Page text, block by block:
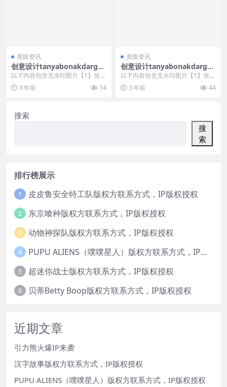
美陈资讯
创意设计tanyabonakdargall
ery美陈创意 (2786)
以下内容包含无水印图片【1】张
，开通会员无障碍浏览 开通VIP会
员 3 年前 14
美陈资讯
创意设计tanyabonakdargall
ery美陈创意 (2634)
以下内容包含无水印图片【1】张
，开通会员无障碍浏览 开通VIP会
员 3 年前 44
搜索
搜
索
排行榜展示
1 皮皮鲁安全特工队版权方联系方式，IP版权授权
2 东京喰种版权方联系方式，IP版权授权
3 动物神探队版权方联系方式，IP版权授权
4 PUPU ALIENS（噗噗星人）版权方联系方式，IP版权授权
5 超迷你战士版权方联系方式，IP版权授权
6 贝蒂Betty Boop版权方联系方式，IP版权授权
近期文章
引力熊火爆IP来袭
汉字故事版权方联系方式，IP版权授权
PUPU ALIENS（噗噗星人）版权方联系方式，IP版权授权